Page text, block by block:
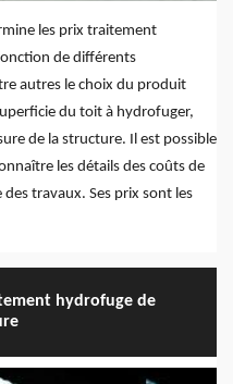
les prix traitement
de différents
autres le choix du produit
du toit à hydrofuger,
de la structure. Il est possible
les détails des coûts de
travaux. Ses prix sont les
hydrofuge de